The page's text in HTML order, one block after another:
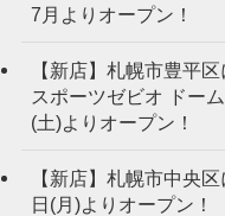
7月よりオープン！
【新店】札幌市豊平
スポーツゼビオ ドー
(土)よりオープン！
【新店】札幌市中央
日(月)よりオープン！